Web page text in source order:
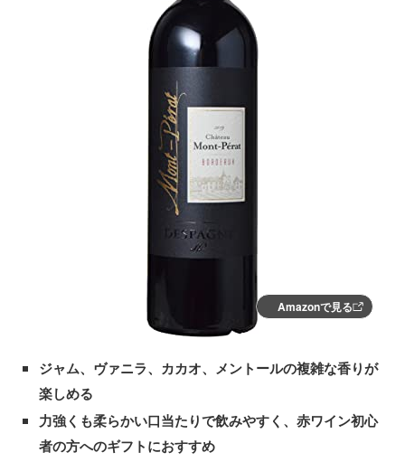
Amazonで見る
ジャム、ヴァニラ、カカオ、メントールの複雑な香りが
楽しめる
力強くも柔らかい口当たりで飲みやすく、赤ワイン初心
者の方へのギフトにおすすめ